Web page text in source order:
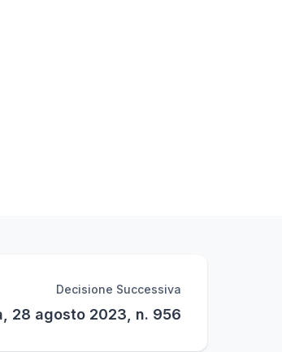
Decisione Successiva
28 agosto 2023, n. 956